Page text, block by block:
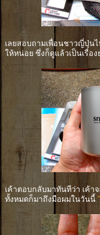
เลยสอบถามเพื่อนชาวญี่ปุ่น
ให้หน่อย ซึ่งก็ดูแล้วเป็นเรื่อ
เค้าตอบกลับมาทันทีว่า เค้า
ทั้งหมดก็มาถึงมือผมในวันนี้